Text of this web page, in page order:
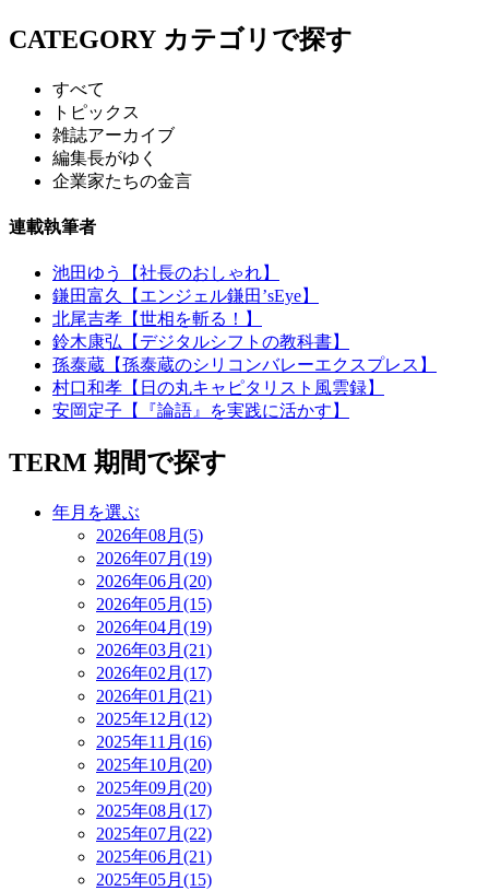
CATEGORY カテゴリで探す
すべて
トピックス
雑誌アーカイブ
編集長がゆく
企業家たちの金言
連載執筆者
池田ゆう【社長のおしゃれ】
鎌田富久【エンジェル鎌田’sEye】
北尾吉孝【世相を斬る！】
鈴木康弘【デジタルシフトの教科書】
孫泰蔵【孫泰蔵のシリコンバレーエクスプレス】
村口和孝【日の丸キャピタリスト風雲録】
安岡定子【『論語』を実践に活かす】
TERM 期間で探す
年月を選ぶ
2026年08月(5)
2026年07月(19)
2026年06月(20)
2026年05月(15)
2026年04月(19)
2026年03月(21)
2026年02月(17)
2026年01月(21)
2025年12月(12)
2025年11月(16)
2025年10月(20)
2025年09月(20)
2025年08月(17)
2025年07月(22)
2025年06月(21)
2025年05月(15)